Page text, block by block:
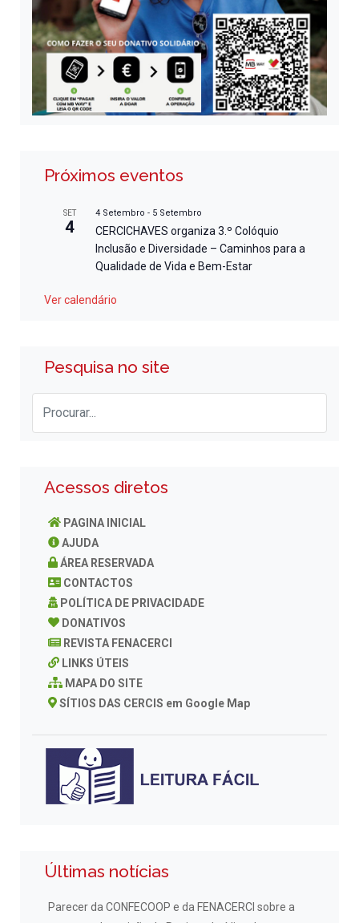
Próximos eventos
SET
4
4 Setembro - 5 Setembro
CERCICHAVES organiza 3.º Colóquio
Inclusão e Diversidade – Caminhos para a
Qualidade de Vida e Bem-Estar
Ver calendário
Pesquisa no site
Acessos diretos
PAGINA INICIAL
AJUDA
ÁREA RESERVADA
CONTACTOS
POLÍTICA DE PRIVACIDADE
DONATIVOS
REVISTA FENACERCI
LINKS ÚTEIS
MAPA DO SITE
SÍTIOS DAS CERCIS em Google Map
Últimas notícias
Parecer da CONFECOOP e da FENACERCI sobre a